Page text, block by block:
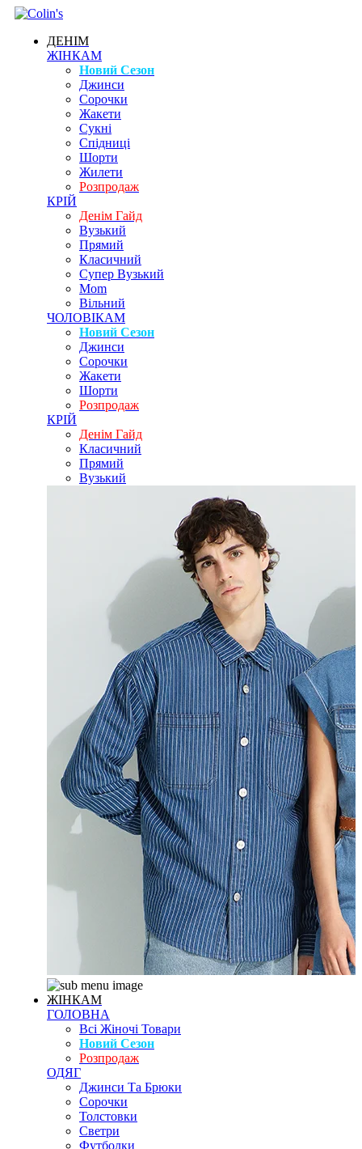
ДЕНІМ
ЖІНКАМ
Новий Сезон
Джинси
Сорочки
Жакети
Сукні
Спідниці
Шорти
Жилети
Розпродаж
КРІЙ
Денім Гайд
Вузький
Прямий
Класичний
Супер Вузький
Mom
Вільний
ЧОЛОВІКАМ
Новий Сезон
Джинси
Сорочки
Жакети
Шорти
Розпродаж
КРІЙ
Денім Гайд
Класичний
Прямий
Вузький
ЖІНКАМ
ГОЛОВНА
Всі Жіночі Товари
Новий Сезон
Розпродаж
ОДЯГ
Джинси Та Брюки
Сорочки
Толстовки
Светри
Футболки